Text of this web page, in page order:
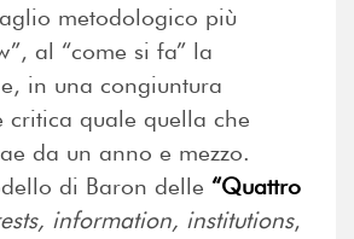
metodologico più
al “come si fa” la
in una congiuntura
critica quale quella che
da un anno e mezzo.
di Baron delle “Quattro
information, institutions,